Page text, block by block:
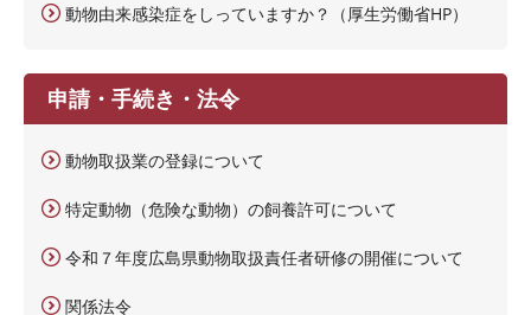
動物由来感染症をしっていますか？（厚生労働省HP）
申請・手続き・法令
動物取扱業の登録について
特定動物（危険な動物）の飼養許可について
令和７年度広島県動物取扱責任者研修の開催について
関係法令